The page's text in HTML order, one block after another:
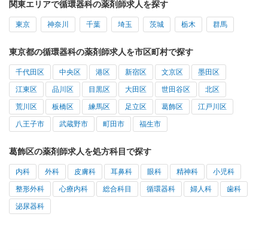
関東エリアで循環器科の薬剤師求人を探す
東京 神奈川 千葉 埼玉 茨城 栃木 群馬
東京都の循環器科の薬剤師求人を市区町村で探す
千代田区 中央区 港区 新宿区 文京区 墨田区
江東区 品川区 目黒区 大田区 世田谷区 北区
荒川区 板橋区 練馬区 足立区 葛飾区 江戸川区
八王子市 武蔵野市 町田市 福生市
葛飾区の薬剤師求人を処方科目で探す
内科 外科 皮膚科 耳鼻科 眼科 精神科 小児科
整形外科 心療内科 総合科目 循環器科 婦人科 歯科
泌尿器科